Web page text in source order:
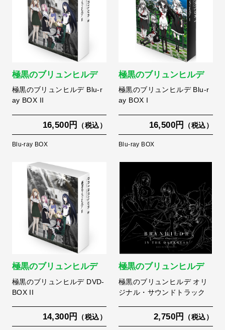
極黒のブリュンヒルデ
極黒のブリュンヒルデ Blu-r
ay BOX II
16,500円 （税込）
Blu-ray BOX
極黒のブリュンヒルデ
極黒のブリュンヒルデ Blu-r
ay BOX I
16,500円 （税込）
Blu-ray BOX
極黒のブリュンヒルデ
極黒のブリュンヒルデ DVD-
BOX II
14,300円 （税込）
極黒のブリュンヒルデ
極黒のブリュンヒルデ オリ
ジナル・サウンドトラック
2,750円 （税込）